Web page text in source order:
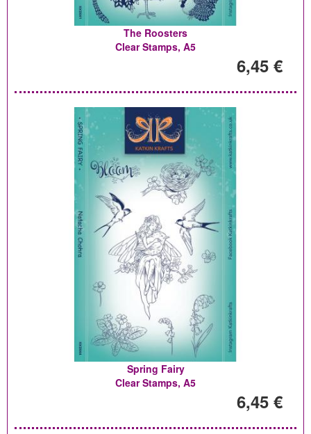
The Roosters
Clear Stamps, A5
6,45 €
Spring Fairy
Clear Stamps, A5
6,45 €